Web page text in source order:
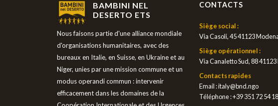
BAMBINI NEL
DESERTO ETS
Nous faisons partie d'une alliance mondiale
d'organisations humanitaires, avec des
bureaux en Italie, en Suisse, en Ukraine et au
Niger, unies par une mission commune et un
modus operandi commun : intervenir
efficacement dans les domaines de la
CONTACTS
Siège social :
Via Casoli, 45 41123
Siège opérationnel :
Via Canaletto Sud, 88
Contacts rapides
Email :italy@bnd.ngo
Téléphone :+39 351 72 54